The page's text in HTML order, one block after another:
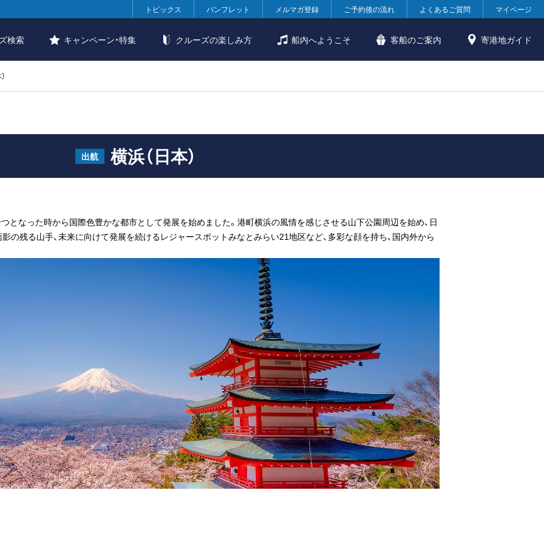
トピックス パンフレット メルマガ登録 ご予約後の流れ よくあるご質問 マイページ
検索 キャンペーン・特集 クルーズの楽しみ方 船内へようこそ 客船のご案内 寄港地ガイド
出航 横浜（日本）
となった時から国際色豊かな都市として発展を始めました。港町横浜の風情を感じさせる山下公園周辺を始め、日
の残る山手、未来に向けて発展を続けるレジャースポットみなとみらい21地区など、多彩な顔を持ち、国内外から